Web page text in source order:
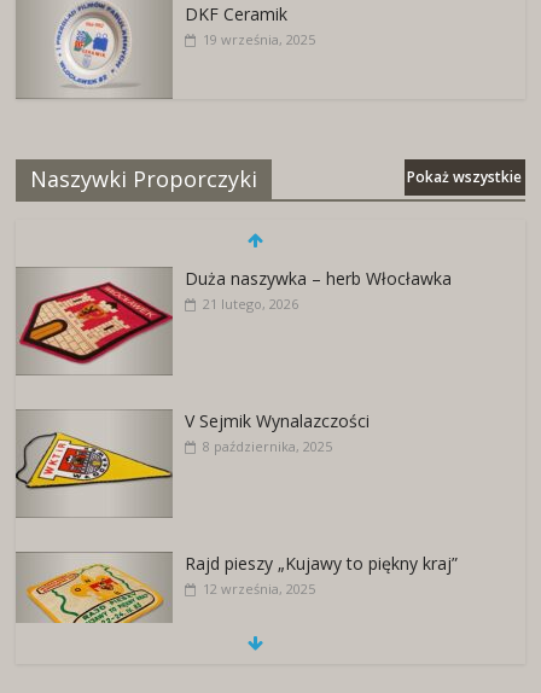
DKF Ceramik
19 września, 2025
Naszywki Proporczyki Pokaż wszystkie
Duża naszywka – herb Włocławka
21 lutego, 2026
V Sejmik Wynalazczości
8 października, 2025
Rajd pieszy „Kujawy to piękny kraj”
12 września, 2025